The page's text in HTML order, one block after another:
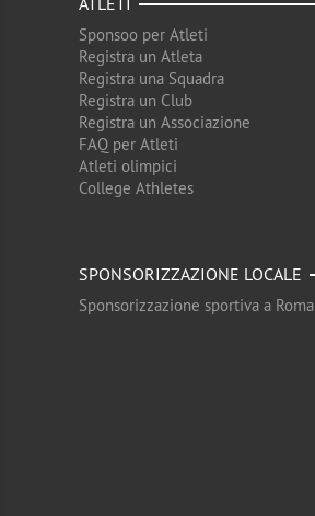
Sponsoo per Atleti
Registra un Atleta
Registra una Squadra
Registra un Club
Registra un Associazione
FAQ per Atleti
Atleti olimpici
College Athletes
SPONSORIZZAZIONE LOCALE
Sponsorizzazione sportiva a Roma